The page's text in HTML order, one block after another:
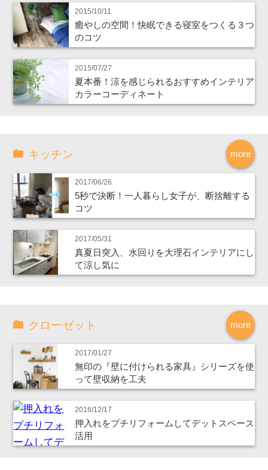
2015/10/11
癒やしの空間！快眠できる寝室をつくる３つ
のコツ
2015/07/27
夏本番！涼を感じられるおすすめインテリア
カラーコーディネート
more
キッチン
2017/06/26
5秒で決断！一人暮らし女子が、断捨離する
コツ
2017/05/31
真夏日突入、水回りを大理石インテリアにし
て涼し気に
more
クローゼット
2017/01/27
無印の『壁に付けられる家具』シリーズを使
って壁収納を工夫
2016/12/17
押入れをプチリフォームしてデットスペース
活用